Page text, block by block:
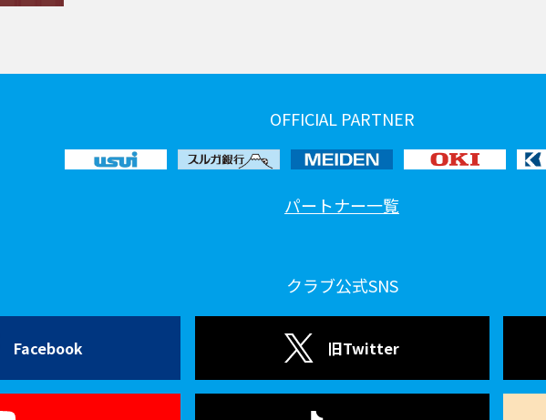
OFFICIAL PARTNER
パートナー一覧
クラブ公式SNS
Facebook 旧Twitter